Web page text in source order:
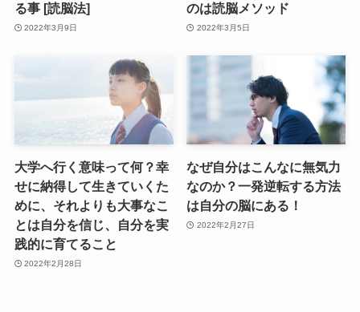
る事 [読脳法]
2022年3月9日
のは読脳メソッド
2022年3月5日
大学へ行く意味って何？幸
せに納得して生きていくた
めに、それよりも大事なこ
とは自分を信じ、自分を実
践的に育てること
2022年2月28日
なぜ自分はこんなに無気力
なのか？一発逆転する方法
は自分の脳にある！
2022年2月27日